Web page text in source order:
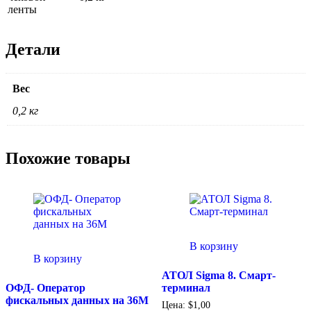
ленты
Детали
Вес
0,2 кг
Похожие товары
В корзину
ОФД- Оператор
фискальных данных на 36М
В корзину
АТОЛ Sigma 8. Смарт-
терминал
Цена: $1,00